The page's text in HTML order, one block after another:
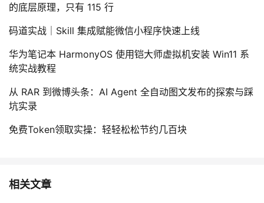
的底层原理，只有 115 行
码道实战｜Skill 集成赋能微信小程序快速上线
华为笔记本 HarmonyOS 使用铠大师虚拟机安装 Win11 系
统实战教程
从 RAR 到微博头条：AI Agent 全自动图文发布的探索与踩
坑实录
免费Token领取实操：轻轻松松节约几百块
相关文章